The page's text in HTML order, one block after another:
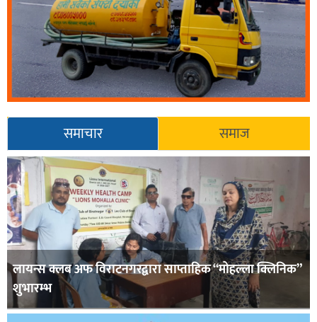
समाचार समाज
लायन्स क्लब अफ विराटनगरद्वारा साप्ताहिक “मोहल्ला क्लिनिक”
शुभारम्भ